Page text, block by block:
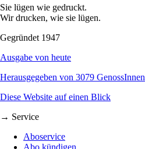
Sie lügen wie gedruckt.
Wir drucken, wie sie lügen.
Gegründet 1947
Ausgabe von heute
Herausgegeben von 3079 GenossInnen
Diese Website auf einen Blick
→ Service
Aboservice
Abo kündigen